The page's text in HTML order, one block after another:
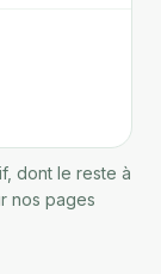
dont le reste à
nos pages